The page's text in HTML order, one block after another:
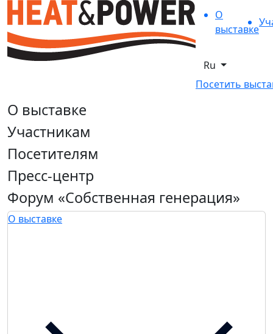
О
выставке
Ru
Посетить
О выставке
Участникам
Посетителям
Пресс-центр
Форум «Собственная генерация»
О выставке